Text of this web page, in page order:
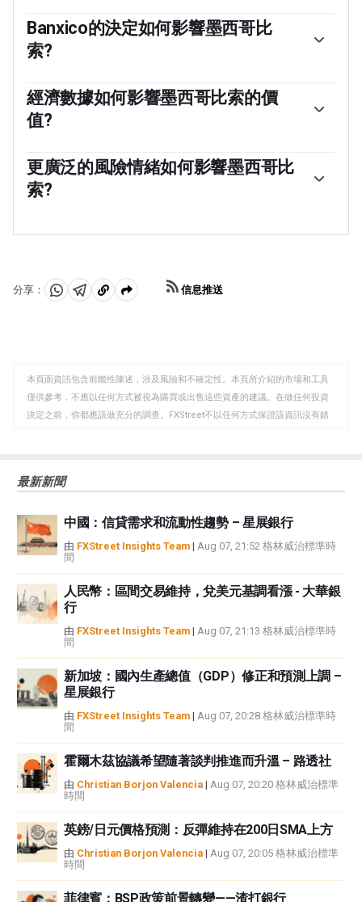
Banxico的決定如何影響墨西哥比
索?
膨脹率維持在低而穩定的水平(達到或接近其3%的目標，
即2%至4%容忍區間的中點)。為此，銀行設定了一個適當
的利率水平。當通脹過高時，西班牙國家銀行將試圖通過
從而冷卻需求和整體經濟。較高的利率對墨西哥比索
(MXN)來說通常是有利的，因為它們會導致更高的收益
率，使該國對投資者更具吸引力。相反，較低的利率往往
經濟數據如何影響墨西哥比索的價
值?
哥比索(MXN)的估值產生影響。基於高經濟增長、低失業
率和高信心的強勁墨西哥經濟對墨西哥新墨西哥州有利。
它不僅吸引了更多的外國投資，而且可能鼓勵墨西哥銀行
更廣泛的風險情緒如何影響墨西哥比
索?
好時期走強，或者當投資者認為整體市場風險較低，因此
資產，逃往更穩定的避險資產。
分享：
分 分 複
板
信息推送
本頁面資訊包含前瞻性陳述，涉及風險和不確定性。本頁所介紹的市場和工具
僅供參考，不應以任何方式被視為購買或出售這些資產的建議。在做任何投資
決定之前，你都應該做充分的調查。FXStreet不以任何方式保證該資訊沒有錯
觀點，並不代表FXStreet或其廣告商的官方政策或立場。作者不對本頁連結的
如果文章正文中沒有明確提到，在撰寫本文時，作者在本文中提到的任何股票
中都沒有頭寸，也沒有與文中提到的任何公司有業務關係。除了FXStreet，作
者沒有收到撰寫這篇文章的報酬。
FXStreet和作者不提供個性化的建議。作者對該資訊的準確性、完整性或適用
性不作任何陳述。FXStreet和作者將不承擔任何錯誤，遺漏或任何損失，傷害
或損害由此資訊及其顯示或使用引起的。錯誤和遺漏除外。本文作者和
FXStreet並非註冊投資顧問，本文內容無意提供任何投資建議。
最新新聞
中國：信貸需求和流動性趨勢 – 星展銀行
由 FXStreet Insights Team | Aug 07, 21:52 格林威治標準時
間
人民幣：區間交易維持，兌美元基調看漲 - 大華銀
行
由 FXStreet Insights Team | Aug 07, 21:13 格林威治標準時
間
新加坡：國內生產總值（GDP）修正和預測上調 –
星展銀行
由 FXStreet Insights Team | Aug 07, 20:28 格林威治標準時
間
霍爾木茲協議希望隨著談判推進而升溫 – 路透社
由 Christian Borjon Valencia | Aug 07, 20:20 格林威治標準
時間
英鎊/日元價格預測：反彈維持在200日SMA上方
由 Christian Borjon Valencia | Aug 07, 20:05 格林威治標準
時間
菲律賓：BSP政策前景轉變——渣打銀行